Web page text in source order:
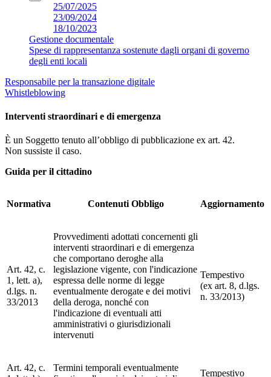
25/07/2025
23/09/2024
18/10/2023
Gestione documentale
Spese di rappresentanza sostenute dagli organi di governo
degli enti locali
Responsabile per la transazione digitale
Whistleblowing
Interventi straordinari e di emergenza
È un Soggetto tenuto all’obbligo di pubblicazione ex art. 42.
Non sussiste il caso.
Guida per il cittadino
Normativa Contenuti Obbligo Aggiornamento
Art. 42, c.
1, lett. a),
d.lgs. n.
33/2013
Provvedimenti adottati concernenti gli
interventi straordinari e di emergenza
che comportano deroghe alla
legislazione vigente, con l'indicazione
espressa delle norme di legge
eventualmente derogate e dei motivi
della deroga, nonché con
l'indicazione di eventuali atti
amministrativi o giurisdizionali
intervenuti
Tempestivo
(ex art. 8, d.lgs.
n. 33/2013)
Art. 42, c.
Termini temporali eventualmente
Tempestivo